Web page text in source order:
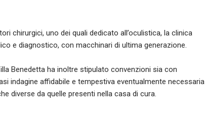
chirurgici, uno dei quali dedicato all’oculistica, la clinica
e diagnostico, con macchinari di ultima generazione.
Benedetta ha inoltre stipulato convenzioni sia con
indagine affidabile e tempestiva eventualmente necessaria
diverse da quelle presenti nella casa di cura.